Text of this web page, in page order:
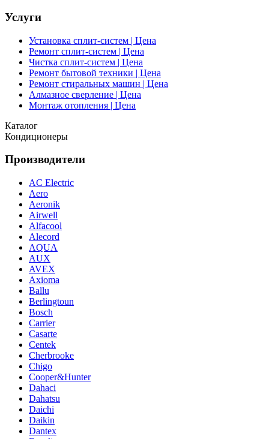
Услуги
Установка сплит-систем | Цена
Ремонт сплит-систем | Цена
Чистка сплит-систем | Цена
Ремонт бытовой техники | Цена
Ремонт стиральных машин | Цена
Алмазное сверление | Цена
Монтаж отопления | Цена
Каталог
Кондиционеры
Производители
AC Electric
Aero
Aeronik
Airwell
Alfacool
Alecord
AQUA
AUX
AVEX
Axioma
Ballu
Berlingtoun
Bosch
Carrier
Casarte
Centek
Cherbrooke
Chigo
Cooper&Hunter
Dahaci
Dahatsu
Daichi
Daikin
Dantex